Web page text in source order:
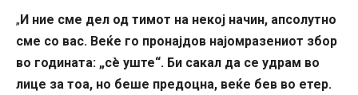
„ И ние сме дел од тимот на некој начин, апсолутно
сме со вас. Веќе го пронајдов најомразениот збор
во годината: „сè уште“. Би сакал да се удрам во
лице за тоа, но беше предоцна, веќе бев во етер.